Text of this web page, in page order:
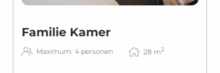
Familie Kamer
Maximum: 4 personen 28 m2